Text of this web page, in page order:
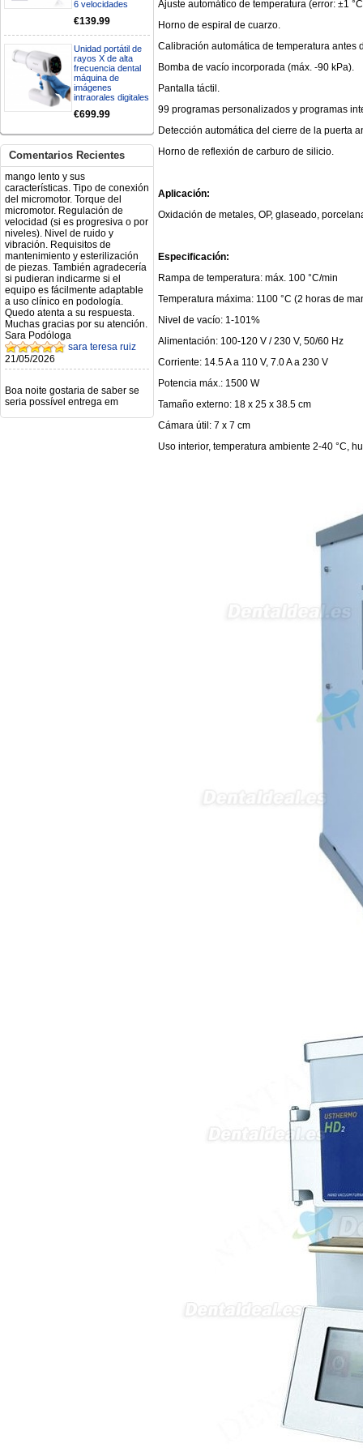
6 velocidades
€139.99
Unidad portátil de
rayos X de alta
frecuencia dental
máquina de
imágenes
intraorales digitales
€699.99
Comentarios Recientes
necesito confirmar algunas
características técnicas antes de
valorar su adquisición. En
concreto, me gustaría saber:
Revoluciones máximas y
mínimas del micromotor. Si el
sistema dispone de irrigación /
técnica húmeda. Si es
compatible con mango recto
(pieza recta para fresas de
podología). Velocidad del
revoluciones. Velocidad del
mango lento y sus
características. Tipo de conexión
del micromotor. Torque del
micromotor. Regulación de
velocidad (si es progresiva o por
niveles). Nivel de ruido y
vibración. Requisitos de
mantenimiento y esterilización
de piezas. También agradecería
si pudieran indicarme si el
equipo es fácilmente adaptable
a uso clínico en podología.
Quedo atenta a su respuesta.
Muchas gracias por su atención.
Sara Podóloga
sara teresa ruiz
21/05/2026
seria possível entrega em
Portugal e quanto tempo no
Ajuste automático de temperatura (error: ±1
Horno de espiral de cuarzo.
Calibración automática de temperatura antes
Bomba de vacío incorporada (máx. -90 kPa).
Pantalla táctil.
99 programas personalizados y programas
Detección automática del cierre de la puerta
Horno de reflexión de carburo de silicio.
Aplicación:
Oxidación de metales, OP, glaseado,
Especificación:
Rampa de temperatura: máx. 100 °C/min
Temperatura máxima: 1100 °C (2 horas de
Nivel de vacío: 1-101%
Alimentación: 100-120 V / 230 V, 50/60 Hz
Corriente: 14.5 A a 110 V, 7.0 A a 230 V
Potencia máx.: 1500 W
Tamaño externo: 18 x 25 x 38.5 cm
Cámara útil: 7 x 7 cm
Uso interior, temperatura ambiente 2-40 °C,